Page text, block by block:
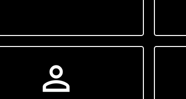
person_outline